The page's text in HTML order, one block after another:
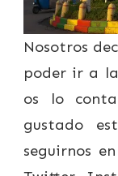
Nosotros
poder ir a
os lo
gustado
seguirnos